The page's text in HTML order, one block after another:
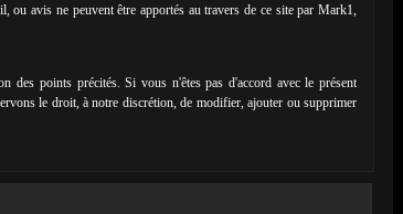
ou avis ne peuvent être apportés au travers de ce site par Mark1,
des points précités. Si vous n'êtes pas d'accord avec le présent
le droit, à notre discrétion, de modifier, ajouter ou supprimer